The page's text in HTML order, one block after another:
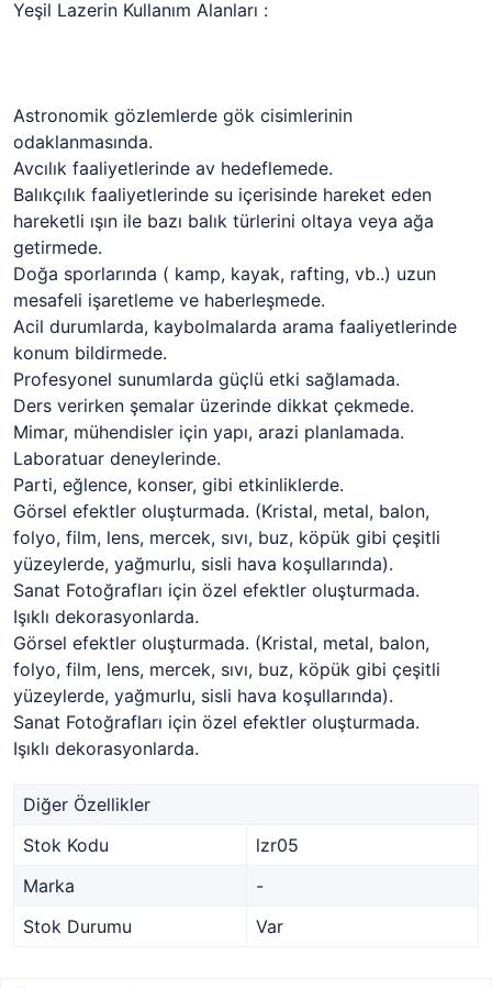
Yeşil Lazerin Kullanım Alanları :
Astronomik gözlemlerde gök cisimlerinin
odaklanmasında.
Avcılık faaliyetlerinde av hedeflemede.
Balıkçılık faaliyetlerinde su içerisinde hareket eden
hareketli ışın ile bazı balık türlerini oltaya veya ağa
getirmede.
Doğa sporlarında ( kamp, kayak, rafting, vb..) uzun
mesafeli işaretleme ve haberleşmede.
Acil durumlarda, kaybolmalarda arama faaliyetlerinde
konum bildirmede.
Profesyonel sunumlarda güçlü etki sağlamada.
Ders verirken şemalar üzerinde dikkat çekmede.
Mimar, mühendisler için yapı, arazi planlamada.
Laboratuar deneylerinde.
Parti, eğlence, konser, gibi etkinliklerde.
Görsel efektler oluşturmada. (Kristal, metal, balon,
folyo, film, lens, mercek, sıvı, buz, köpük gibi çeşitli
yüzeylerde, yağmurlu, sisli hava koşullarında).
Sanat Fotoğrafları için özel efektler oluşturmada.
Işıklı dekorasyonlarda.
Görsel efektler oluşturmada. (Kristal, metal, balon,
folyo, film, lens, mercek, sıvı, buz, köpük gibi çeşitli
yüzeylerde, yağmurlu, sisli hava koşullarında).
Sanat Fotoğrafları için özel efektler oluşturmada.
Işıklı dekorasyonlarda.
Diğer Özellikler
Stok Kodu
lzr05
Marka
-
Stok Durumu
Var